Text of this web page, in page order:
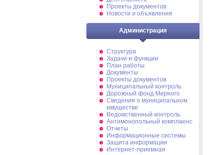
Проекты документов
Новости и объявления
Администрация
Структура
Задачи и функции
План работы
Документы
Проекты документов
Муниципальный контроль
Дорожный фонд Мирного
Cведения о муниципальном
имуществе
Ведомственный контроль
Антимонопольный комплаенс
Отчеты
Информационные системы
Защита информации
Интернет-приемная